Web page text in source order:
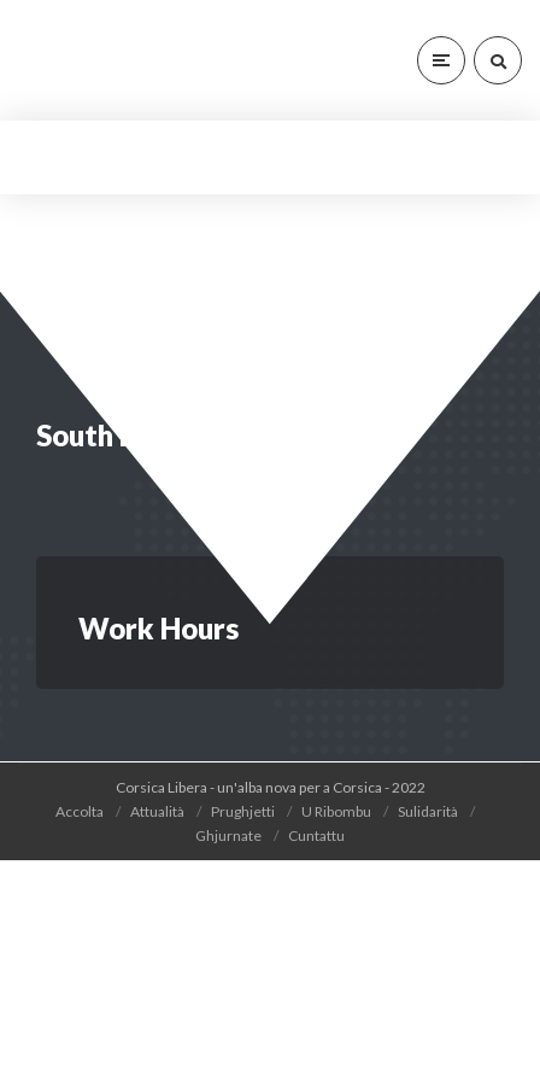
South Korea
Work Hours
Corsica Libera - un'alba nova per a Corsica - 2022
Accolta
Attualità Prughjetti U Ribombu
Sulidarità
Ghjurnate
Cuntattu